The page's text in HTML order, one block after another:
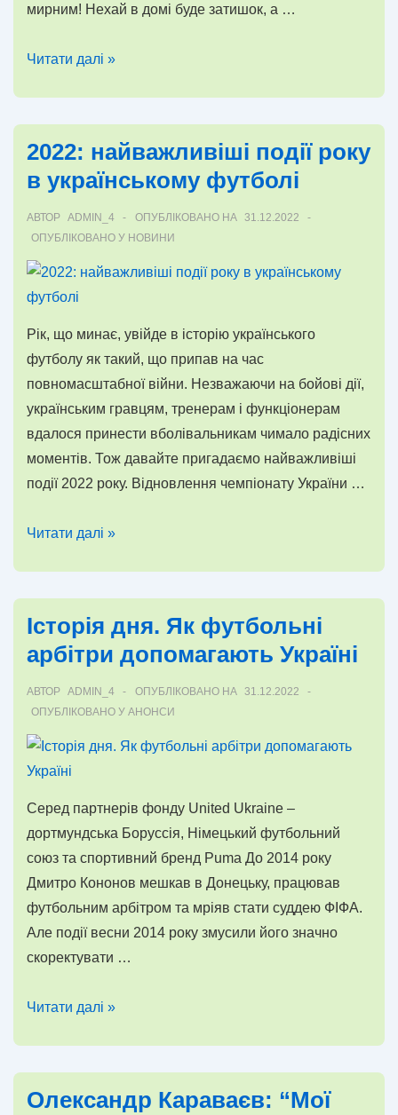
мирним! Нехай в домі буде затишок, а …
Вітаємо
Читати далі »
2022: найважливіші події року
в українському футболі
АВТОР ADMIN_4 ОПУБЛІКОВАНО НА 31.12.2022
ОПУБЛІКОВАНО У НОВИНИ
Рік, що минає, увійде в історію українського
футболу як такий, що припав на час
повномасштабної війни. Незважаючи на бойові дії,
українським гравцям, тренерам і функціонерам
вдалося принести вболівальникам чимало радісних
моментів. Тож давайте пригадаємо найважливіші
події 2022 року. Відновлення чемпіонату України …
2022:
в
українському
Читати далі »
Історія дня. Як футбольні
арбітри допомагають Україні
АВТОР ADMIN_4 ОПУБЛІКОВАНО НА 31.12.2022
ОПУБЛІКОВАНО У АНОНСИ
Серед партнерів фонду United Ukraine –
дортмундська Боруссія, Німецький футбольний
союз та спортивний бренд Puma До 2014 року
Дмитро Кононов мешкав в Донецьку, працював
футбольним арбітром та мріяв стати суддею ФІФА.
Але події весни 2014 року змусили його значно
скоректувати …
Історія
арбітри
Читати далі »
Олександр Караваєв: “Мої